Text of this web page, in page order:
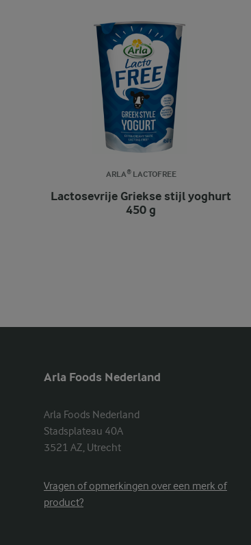
ARLA® LACTOFREE
Lactosevrije Griekse stijl yoghurt
450 g
Arla Foods Nederland
Arla Foods Nederland
Stadsplateau 40A
3521 AZ, Utrecht
Vragen of opmerkingen over een merk of
product?